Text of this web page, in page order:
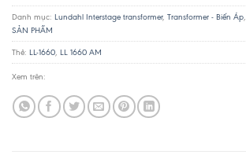
Danh mục: Lundahl Interstage transformer, Transformer - Biến Áp,
SẢN PHẨM
Thẻ: LL-1660, LL 1660 AM
Xem trên: